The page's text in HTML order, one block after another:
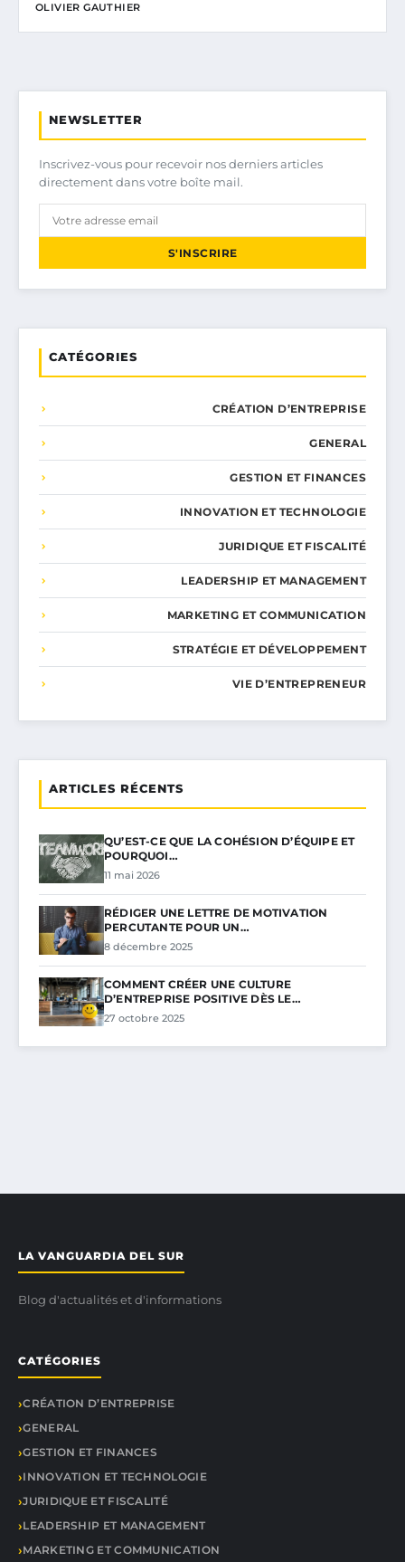
OLIVIER GAUTHIER
NEWSLETTER
Inscrivez-vous pour recevoir nos derniers articles
directement dans votre boîte mail.
S'INSCRIRE
CATÉGORIES
CRÉATION D’ENTREPRISE
GENERAL
GESTION ET FINANCES
INNOVATION ET TECHNOLOGIE
JURIDIQUE ET FISCALITÉ
LEADERSHIP ET MANAGEMENT
MARKETING ET COMMUNICATION
STRATÉGIE ET DÉVELOPPEMENT
VIE D’ENTREPRENEUR
ARTICLES RÉCENTS
QU’EST-CE QUE LA COHÉSION D’ÉQUIPE ET
POURQUOI…
11 mai 2026
RÉDIGER UNE LETTRE DE MOTIVATION
PERCUTANTE POUR UN…
8 décembre 2025
COMMENT CRÉER UNE CULTURE
D’ENTREPRISE POSITIVE DÈS LE…
27 octobre 2025
LA VANGUARDIA DEL SUR
Blog d'actualités et d'informations
CATÉGORIES
CRÉATION D’ENTREPRISE
GENERAL
GESTION ET FINANCES
INNOVATION ET TECHNOLOGIE
JURIDIQUE ET FISCALITÉ
LEADERSHIP ET MANAGEMENT
MARKETING ET COMMUNICATION